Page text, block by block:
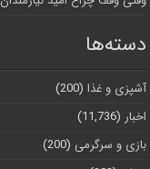
دسته‌ها
آشپزی و غذا (200)
اخبار (11,736)
بازی و سرگرمی (200)